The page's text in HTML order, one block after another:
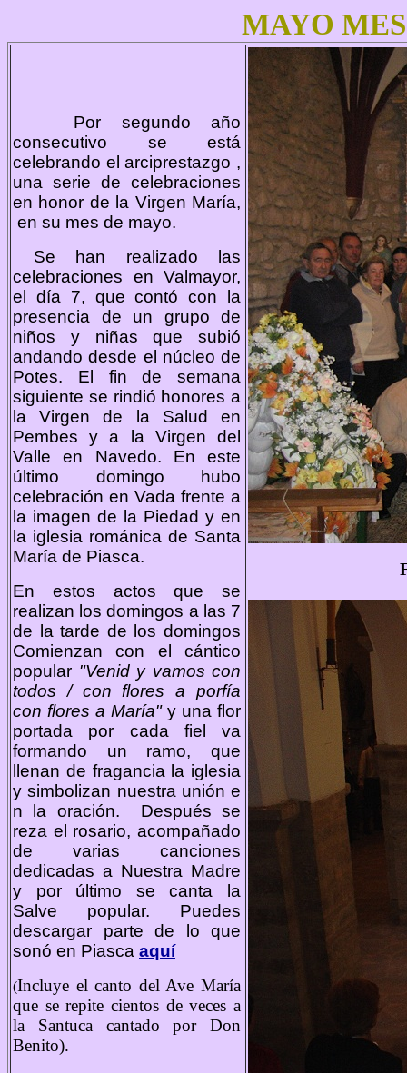
MAYO
Por segundo año
consecutivo se está
celebrando el arciprestazgo ,
una serie de celebraciones
en honor de la Virgen María,
en su mes de mayo.
Se han realizado las
celebraciones en Valmayor,
el día 7, que contó con la
presencia de un grupo de
niños y niñas que subió
andando desde el núcleo de
Potes. El fin de semana
siguiente se rindió honores a
la Virgen de la Salud en
Pembes y a la Virgen del
Valle en Navedo. En este
último domingo hubo
celebración en Vada frente a
la imagen de la Piedad y en
la iglesia románica de Santa
María de Piasca.
En estos actos que se
realizan los domingos a las 7
de la tarde de los domingos
Comienzan con el cántico
popular "Venid y vamos con
todos / con flores a porfía
con flores a María"y una flor
portada por cada fiel va
formando un ramo, que
llenan de fragancia la iglesia
y simbolizan nuestra unión e
n la oración. Después se
reza el rosario, acompañado
de varias canciones
dedicadas a Nuestra Madre
y por último se canta la
Salve popular. Puedes
descargar parte de lo que
sonó en Piasca aquí
(Incluye el canto del Ave María
que se repite cientos de veces a
la Santuca cantado por Don
Benito).